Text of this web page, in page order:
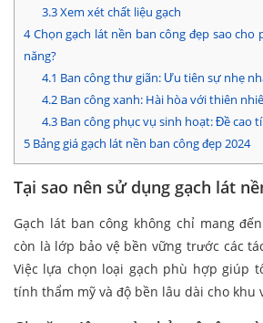
3.3Xem xét chất liệu gạch
4Chọn gạch lát nền ban công đẹp sao
năng?
4.1 Ban công thư giãn: Ưu tiên sự nhẹ
4.2Ban công xanh: Hài hòa với thiên
4.3Ban công phục vụ sinh hoạt: Đề cao
5 Bảng giá gạch lát nền ban công đẹp 2024
Tại sao nên sử dụng gạch lát
Gạch lát ban công không chỉ mang
còn là lớp bảo vệ bền vững trước các
Việc lựa chọn loại gạch phù hợp giúp
tính thẩm mỹ và độ bền lâu dài cho khu